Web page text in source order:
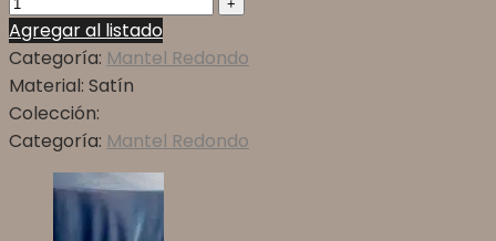
Agregar al listado
Categoría: Mantel Redondo
Material: Satín
Colección:
Categoría: Mantel Redondo